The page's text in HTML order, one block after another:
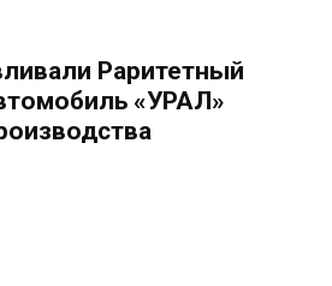
Раритетный
«УРАЛ»